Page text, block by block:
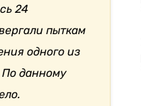
24
пыткам
одного из
По данному